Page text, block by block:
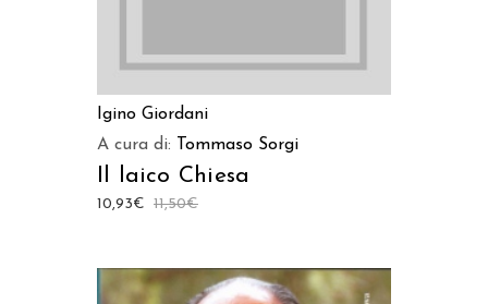
Igino Giordani
A cura di: Tommaso Sorgi
Il laico Chiesa
11,50€
10,93€